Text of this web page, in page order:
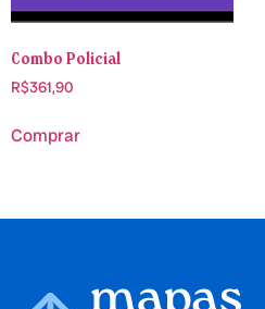
Combo Policial
R$361,90
Comprar